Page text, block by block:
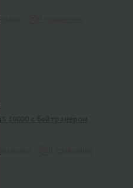
10000 с бейтранером